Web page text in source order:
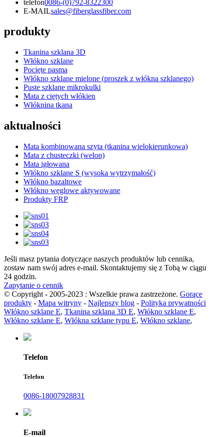
telefon0086-(0)792-8322300
E-MAILsales@fiberglassfiber.com
produkty
Tkanina szklana 3D
Włókno szklane
Pocięte pasma
Włókno szklane mielone (proszek z włókna szklanego)
Puste szklane mikrokulki
Mata z ciętych włókien
Włóknina tkana
aktualności
Mata kombinowana szyta (tkanina wielokierunkowa)
Mata z chusteczki (welon)
Mata igłowana
Włókno szklane S (wysoka wytrzymałość)
Włókno bazaltowe
Włókno węglowe aktywowane
Produkty FRP
Jeśli masz pytania dotyczące naszych produktów lub cennika,
zostaw nam swój adres e-mail. Skontaktujemy się z Tobą w ciągu
24 godzin.
Zapytanie o cennik
© Copyright - 2005-2023 : Wszelkie prawa zastrzeżone. Gorące
produkty - Mapa witryny - Najlepszy blog - Polityka prywatności
Włókno szklane E, Tkanina szklana 3D E, Włókno szklane E,
Włókno szklane E, Włókna szklane typu E, Włókno szklane,
Telefon
Telefon
0086-18007928831
E-mail